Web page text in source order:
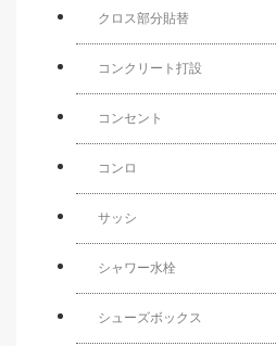
クロス部分貼替
コンクリート打設
コンセント
コンロ
サッシ
シャワー水栓
シューズボックス